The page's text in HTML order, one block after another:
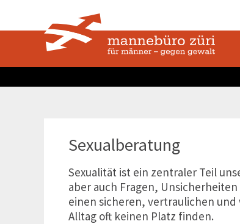
Sexualberatung
Sexualität ist ein zentraler Teil
aber auch Fragen,
einen sicheren, vertraulichen
Alltag oft keinen Platz finden.